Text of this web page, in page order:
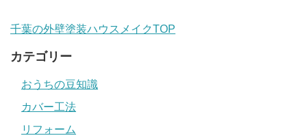
千葉の外壁塗装ハウスメイクTOP
カテゴリー
おうちの豆知識
カバー工法
リフォーム